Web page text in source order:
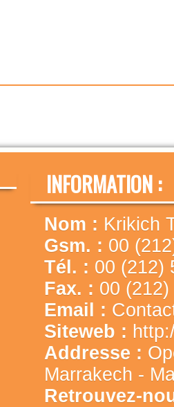
INFORMATION :
Nom : Krikich
Gsm. : 00
Tél. : 00 (212)
Fax. : 00
Email :
Siteweb :
Addresse :
Marrakech -
Retrouvez-